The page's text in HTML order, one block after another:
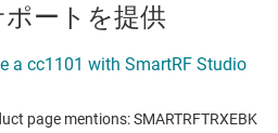
ートを提供